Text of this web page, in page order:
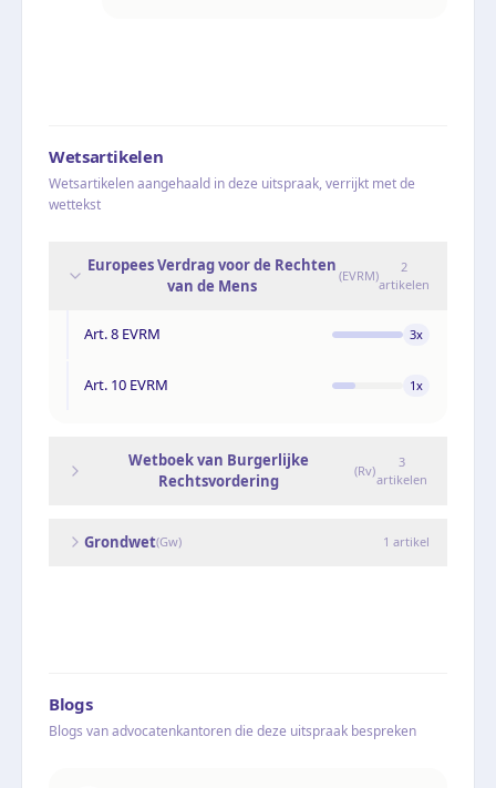
Wetsartikelen
Wetsartikelen aangehaald in deze uitspraak, verrijkt met de
wettekst
Europees Verdrag voor de Rechten
van de Mens
(EVRM)
2
artikelen
Art. 8 EVRM 3x
Art. 10 EVRM 1x
Wetboek van Burgerlijke
Rechtsvordering
(Rv)
3
artikelen
Grondwet(Gw) 1 artikel
Blogs
Blogs van advocatenkantoren die deze uitspraak bespreken